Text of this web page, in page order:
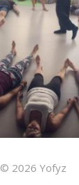
© 2026 Yofyz